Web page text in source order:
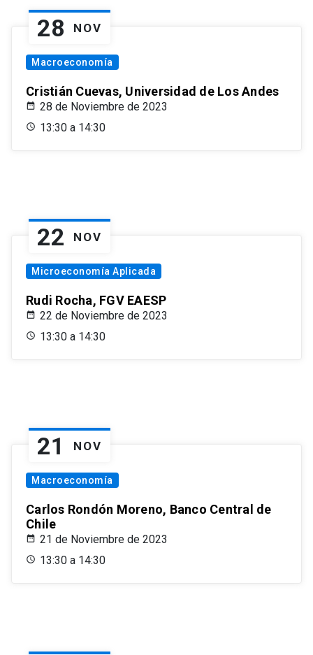
28 NOV
Macroeconomía
Cristián Cuevas, Universidad de Los Andes
28 de Noviembre de 2023
13:30 a 14:30
22 NOV
Microeconomía Aplicada
Rudi Rocha, FGV EAESP
22 de Noviembre de 2023
13:30 a 14:30
21 NOV
Macroeconomía
Carlos Rondón Moreno, Banco Central de
Chile
21 de Noviembre de 2023
13:30 a 14:30